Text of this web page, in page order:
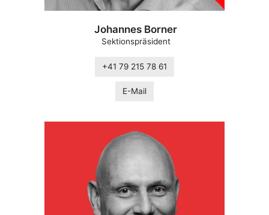
Johannes Borner
Sektionspräsident
+41 79 215 78 61
E-Mail